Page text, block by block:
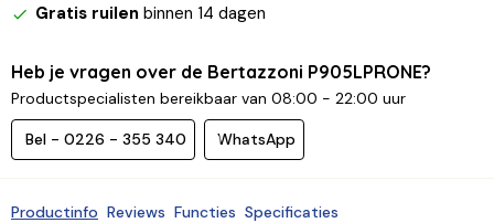
Gratis ruilen binnen 14 dagen
Heb je vragen over de Bertazzoni P905LPRONE?
Productspecialisten bereikbaar van 08:00 - 22:00 uur
Bel - 0226 - 355 340 WhatsApp
Productinfo Reviews Functies Specificaties